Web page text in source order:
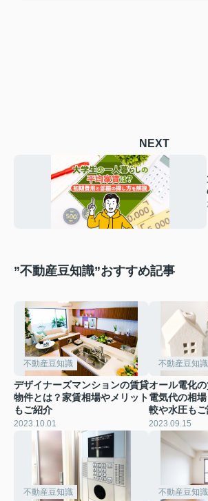
NEXT
”不動産豆知識”おすすめ記事
不動産豆知識
デザイナーズマンションの賃貸
物件とは？家賃相場やメリット
もご紹介
2023.10.01
不動産豆知識
オール電化
電気代の相
較や水圧もご
2023.09.15
不動産豆知識 不動産豆知識